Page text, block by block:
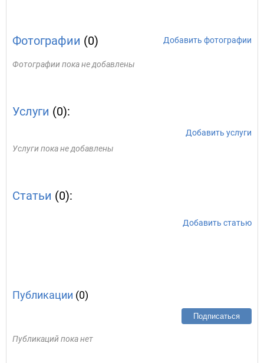
Фотографии (0) Добавить фотографии
Фотографии пока не добавлены
Услуги (0):
Добавить услуги
Услуги пока не добавлены
Статьи (0):
Добавить статью
Публикации (0)
Подписаться
Публикаций пока нет